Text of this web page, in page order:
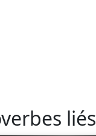
liés